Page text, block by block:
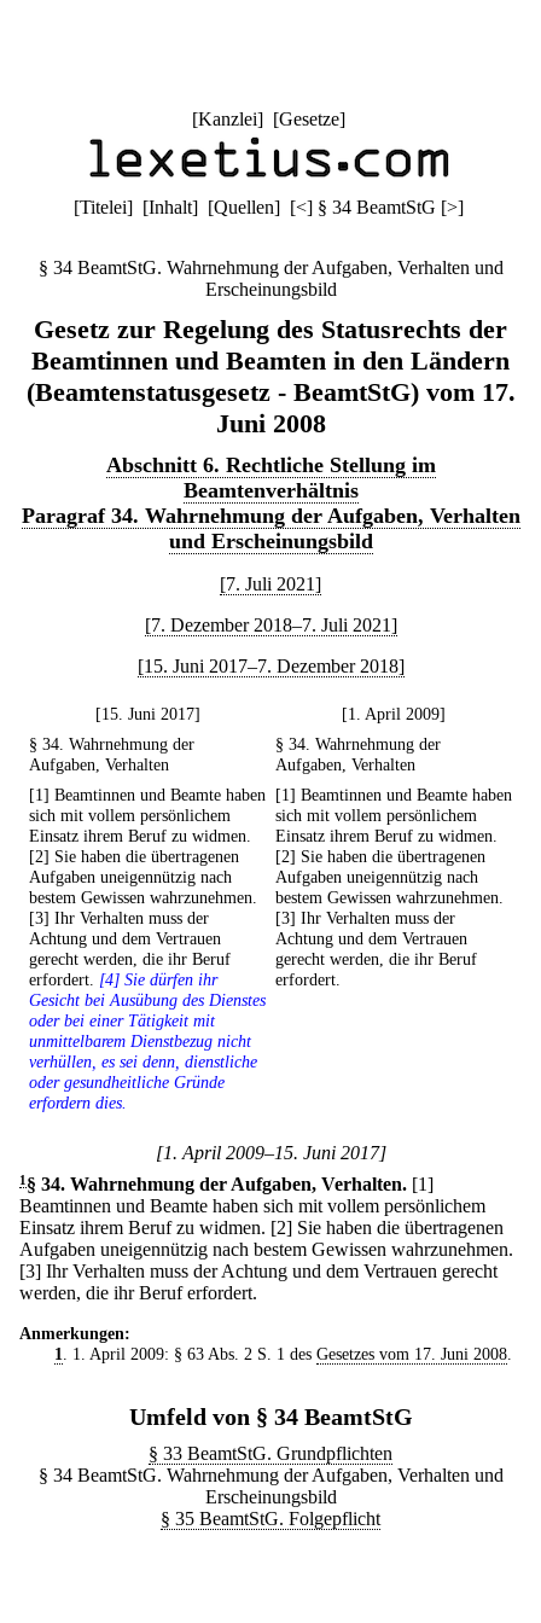
[Kanzlei] [Gesetze]
[Titelei] [Inhalt] [Quellen] [<] § 34 BeamtStG [>]
§ 34 BeamtStG. Wahrnehmung der Aufgaben, Verhalten und
Erscheinungsbild
Gesetz zur Regelung des Statusrechts der
Beamtinnen und Beamten in den Ländern
(Beamtenstatusgesetz - BeamtStG) vom 17.
Juni 2008
Abschnitt 6. Rechtliche Stellung im
Beamtenverhältnis
Paragraf 34. Wahrnehmung der Aufgaben, Verhalten
und Erscheinungsbild
[7. Juli 2021]
[7. Dezember 2018–7. Juli 2021]
[15. Juni 2017–7. Dezember 2018]
[15. Juni 2017]
[1. April 2009]
§ 34. Wahrnehmung der
Aufgaben, Verhalten
§ 34. Wahrnehmung der
Aufgaben, Verhalten
[1] Beamtinnen und Beamte haben
sich mit vollem persönlichem
Einsatz ihrem Beruf zu widmen.
[2] Sie haben die übertragenen
Aufgaben uneigennützig nach
bestem Gewissen wahrzunehmen.
[3] Ihr Verhalten muss der
Achtung und dem Vertrauen
gerecht werden, die ihr Beruf
erfordert. [4] Sie dürfen ihr
Gesicht bei Ausübung des Dienstes
oder bei einer Tätigkeit mit
unmittelbarem Dienstbezug nicht
verhüllen, es sei denn, dienstliche
oder gesundheitliche Gründe
erfordern dies.
[1] Beamtinnen und Beamte haben
sich mit vollem persönlichem
Einsatz ihrem Beruf zu widmen.
[2] Sie haben die übertragenen
Aufgaben uneigennützig nach
bestem Gewissen wahrzunehmen.
[3] Ihr Verhalten muss der
Achtung und dem Vertrauen
gerecht werden, die ihr Beruf
erfordert.
[1. April 2009–15. Juni 2017]
1§ 34. Wahrnehmung der Aufgaben, Verhalten. [1]
Beamtinnen und Beamte haben sich mit vollem persönlichem
Einsatz ihrem Beruf zu widmen. [2] Sie haben die übertragenen
Aufgaben uneigennützig nach bestem Gewissen wahrzunehmen.
[3] Ihr Verhalten muss der Achtung und dem Vertrauen gerecht
werden, die ihr Beruf erfordert.
Anmerkungen:
1. 1. April 2009: § 63 Abs. 2 S. 1 des Gesetzes vom 17. Juni 2008.
Umfeld von § 34 BeamtStG
§ 33 BeamtStG. Grundpflichten
§ 34 BeamtStG. Wahrnehmung der Aufgaben, Verhalten und
Erscheinungsbild
§ 35 BeamtStG. Folgepflicht